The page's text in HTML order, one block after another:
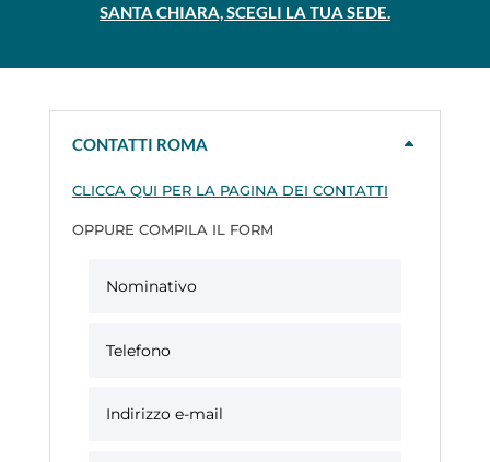
SANTA CHIARA, SCEGLI LA TUA SEDE.
CONTATTI ROMA
CLICCA QUI PER LA PAGINA DEI CONTATTI
OPPURE COMPILA IL FORM